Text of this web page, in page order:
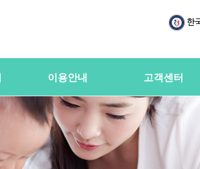
이용안내
이용절차
이용요금
대여용품
이용약관
고객센터
공지사항
문의하기
이용후기
자주하는질문